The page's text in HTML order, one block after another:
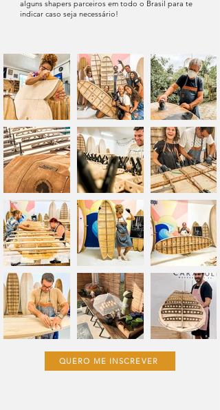
alguns shapers parceiros em todo o Brasil para te
indicar caso seja necessário!
QUERO ME INSCREVER